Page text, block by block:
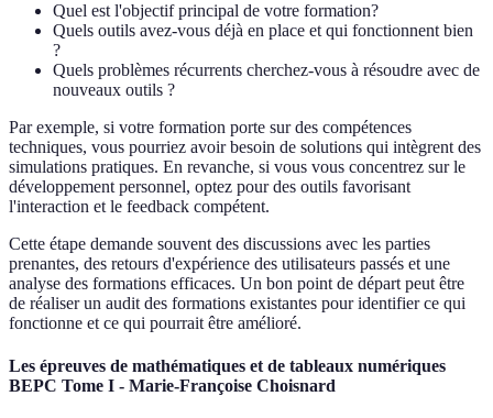
Quel est l'objectif principal de votre formation?
Quels outils avez-vous déjà en place et qui fonctionnent bien
?
Quels problèmes récurrents cherchez-vous à résoudre avec de
nouveaux outils ?
Par exemple, si votre formation porte sur des compétences
techniques, vous pourriez avoir besoin de solutions qui intègrent des
simulations pratiques. En revanche, si vous vous concentrez sur le
développement personnel, optez pour des outils favorisant
l'interaction et le feedback compétent.
Cette étape demande souvent des discussions avec les parties
prenantes, des retours d'expérience des utilisateurs passés et une
analyse des formations efficaces. Un bon point de départ peut être
de réaliser un audit des formations existantes pour identifier ce qui
fonctionne et ce qui pourrait être amélioré.
Les épreuves de mathématiques et de tableaux numériques
BEPC Tome I - Marie-Françoise Choisnard